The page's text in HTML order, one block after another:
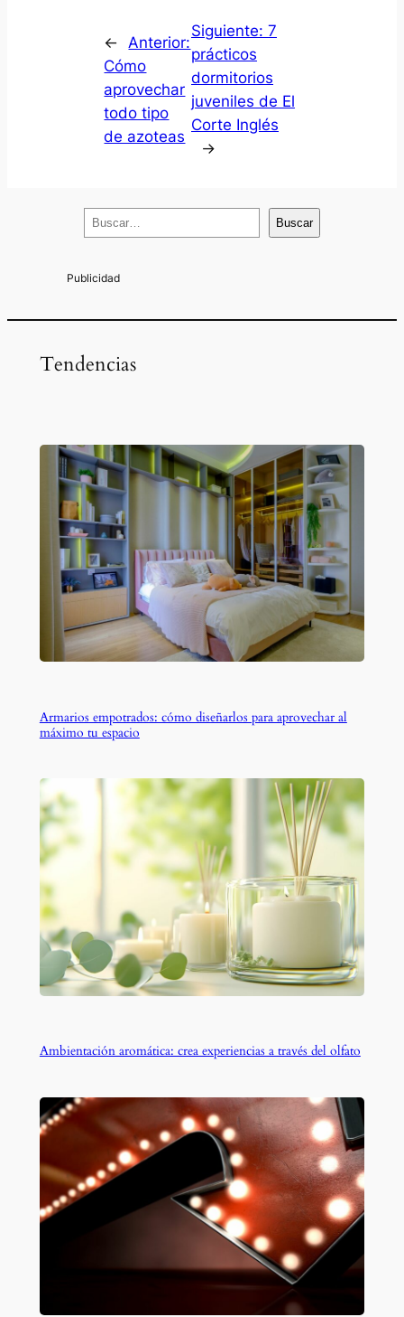
←
Anterior:
Cómo
aprovechar
todo tipo
de azoteas
Siguiente:7
prácticos
dormitorios
juveniles de El
Corte Inglés
→
u
Buscar
Tendencias
Armarios empotrados: cómo diseñarlos para aprovechar al
máximo tu espacio
Ambientación aromática: crea experiencias a través del olfato